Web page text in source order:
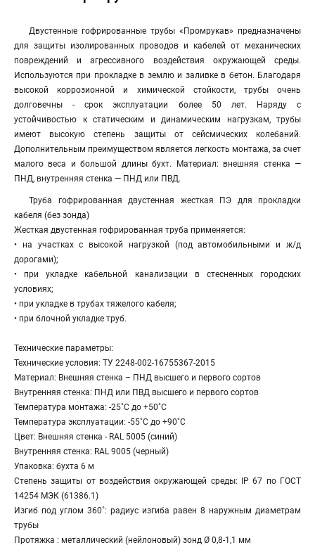
Двустенные гофрированные трубы «Промрукав» предназначены
для защиты изолированных проводов и кабелей от механических
повреждений и агрессивного воздействия окружающей среды.
Используются при прокладке в землю и заливке в бетон. Благодаря
высокой коррозионной и химической стойкости, трубы очень
долговечны - срок эксплуатации более 50 лет. Наряду с
устойчивостью к статическим и динамическим нагрузкам, трубы
имеют высокую степень защиты от сейсмических колебаний.
Дополнительным преимуществом является легкость монтажа, за счет
малого веса и большой длины бухт. Материал: внешняя стенка —
ПНД, внутренняя стенка — ПНД или ПВД.
Труба гофрированная двустенная жесткая ПЭ для прокладки
кабеля (без зонда)
Жесткая двустенная гофрированная труба применяется:
• на участках с высокой нагрузкой (под автомобильными и ж/д
дорогами);
• при укладке кабельной канализации в стесненных городских
условиях;
• при укладке в трубах тяжелого кабеля;
• при блочной укладке труб.
Технические параметры:
Технические условия: ТУ 2248-002-16755367-2015
Материал: Внешняя стенка – ПНД высшего и первого сортов
Внутренняя стенка: ПНД или ПВД высшего и первого сортов
Температура монтажа: -25˚С до +50˚С
Температура эксплуатации: -55˚С до +90˚С
Цвет: Внешняя стенка - RAL 5005 (синий)
Внутренняя стенка: RAL 9005 (черный)
Упаковка: бухта 6 м
Степень защиты от воздействия окружающей среды: IP 67 по ГОСТ
14254 МЭК (61386.1)
Изгиб под углом 360˚: радиус изгиба равен 8 наружным диаметрам
трубы
Протяжка : металлический (нейлоновый) зонд Ø 0,8-1,1 мм